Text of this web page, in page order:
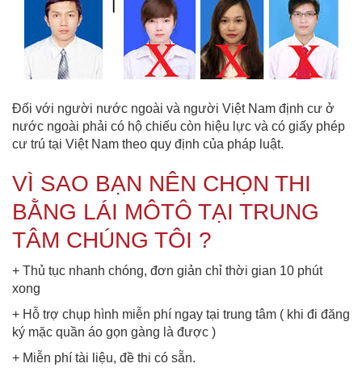
Đối với người nước ngoài và người Việt Nam định cư ở
nước ngoài phải có hộ chiếu còn hiệu lực và có giấy phép
cư trú tại Việt Nam theo quy định của pháp luật.
VÌ SAO BẠN NÊN CHỌN THI
BẰNG LÁI MÔTÔ TẠI TRUNG
TÂM CHÚNG TÔI ?
+ Thủ tục nhanh chóng, đơn giản chỉ thời gian 10 phút
xong
+ Hỗ trợ chụp hình miễn phí ngay tại trung tâm ( khi đi đăng
ký mặc quần áo gọn gàng là được )
+ Miễn phí tài liệu, đề thi có sẵn.